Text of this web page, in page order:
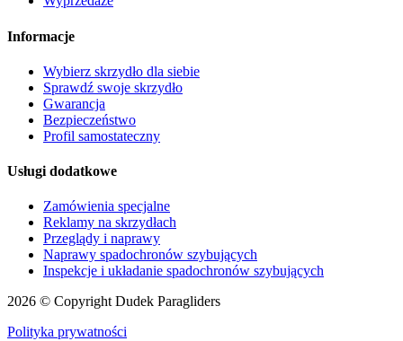
Informacje
Wybierz skrzydło dla siebie
Sprawdź swoje skrzydło
Gwarancja
Bezpieczeństwo
Profil samostateczny
Usługi dodatkowe
Zamówienia specjalne
Reklamy na skrzydłach
Przeglądy i naprawy
Naprawy spadochronów szybujących
Inspekcje i układanie spadochronów szybujących
2026 © Copyright Dudek Paragliders
Polityka prywatności